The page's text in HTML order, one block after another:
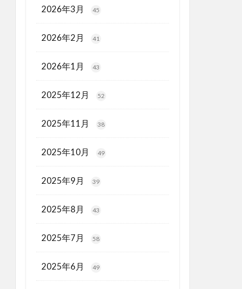
2026年3月 45
2026年2月 41
2026年1月 43
2025年12月 52
2025年11月 38
2025年10月 49
2025年9月 39
2025年8月 43
2025年7月 58
2025年6月 49